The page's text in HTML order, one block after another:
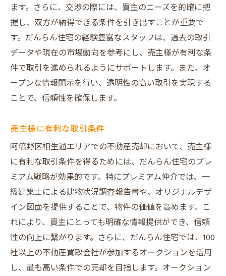
ます。さらに、交渉の際には、買主のニーズを的確に把
握し、双方が納得できる条件を引き出すことが重要で
す。だんらん住宅の経験豊富なスタッフは、過去の取引
データや現在の市場動向を参考にし、売主様が有利な条
件で取引を進められるようにサポートします。また、オ
ープンな情報開示を行い、透明性の高い取引を実現する
ことで、信頼性を確保します。
売主様に有利な取引条件
阿倍野区相生通エリアでの不動産売却において、売主様
に有利な取引条件を得るためには、だんらん住宅のプレ
ミアム戦略が効果的です。特にプレミアム仲介では、一
級建築士による建物状況調査報告書や、オリジナルデザ
イン図面を提供することで、物件の価値を高めます。こ
れにより、買主にとっても明確な情報提供ができ、信頼
性の向上に繋がります。さらに、だんらん住宅では、100
社以上の不動産買取会社が参加するオークションを活用
し、最も高い条件での売却を目指します。オークション